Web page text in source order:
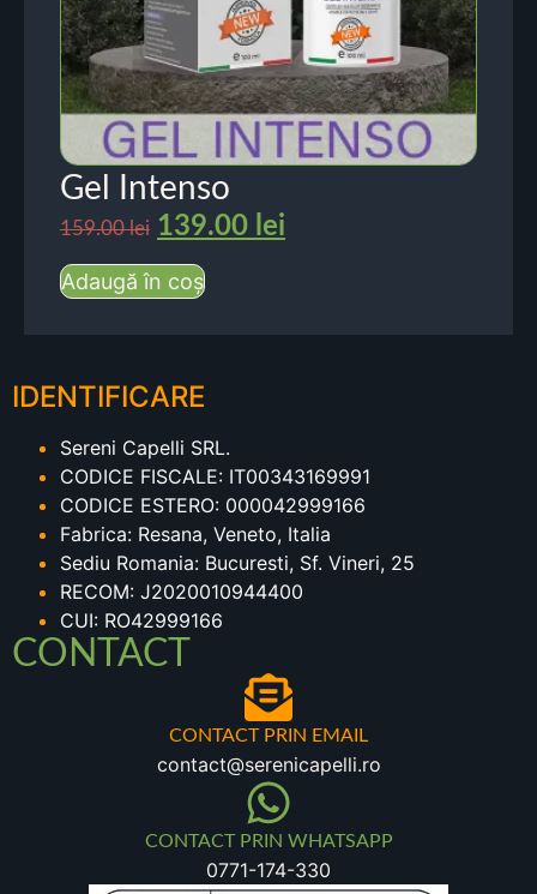
Gel Intenso
159.00lei 139.00 lei
Adaugă în coș
IDENTIFICARE
Sereni Capelli SRL.
CODICE FISCALE: IT00343169991
CODICE ESTERO: 000042999166
Fabrica: Resana, Veneto, Italia
Sediu Romania: Bucuresti, Sf. Vineri, 25
RECOM: J2020010944400
CUI: RO42999166
CONTACT
CONTACT PRIN EMAIL
contact@serenicapelli.ro
CONTACT PRIN WHATSAPP
0771-174-330